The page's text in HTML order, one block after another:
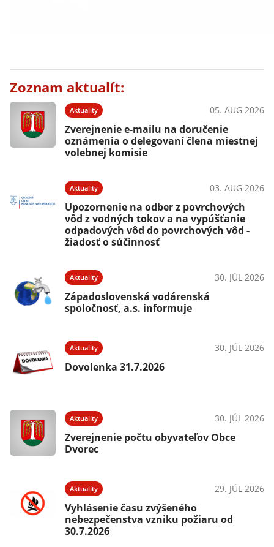
Zoznam aktualít:
Aktuality 05. AUG 2026
Zverejnenie e-mailu na doručenie
oznámenia o delegovaní člena miestnej
volebnej komisie
Aktuality 03. AUG 2026
Upozornenie na odber z povrchových
vôd z vodných tokov a na vypúšťanie
odpadových vôd do povrchových vôd -
žiadosť o súčinnosť
Aktuality 30. JÚL 2026
Západoslovenská vodárenská
spoločnosť, a.s. informuje
Aktuality 30. JÚL 2026
Dovolenka 31.7.2026
Aktuality 30. JÚL 2026
Zverejnenie počtu obyvateľov Obce
Dvorec
Aktuality 29. JÚL 2026
Vyhlásenie času zvýšeného
nebezpečenstva vzniku požiaru od
30.7.2026